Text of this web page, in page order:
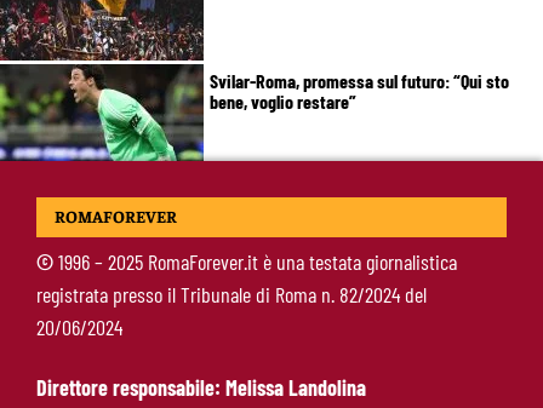
Svilar-Roma, promessa sul futuro: “Qui sto
bene, voglio restare”
Castro-Roma, messaggio Scudetto: “Non sono
ROMAFOREVER
©1996 – 2025 RomaForever.it è una testata giornalistica
registrata presso il Tribunale di Roma n. 82/2024 del
20/06/2024
Direttore responsabile: Melissa Landolina